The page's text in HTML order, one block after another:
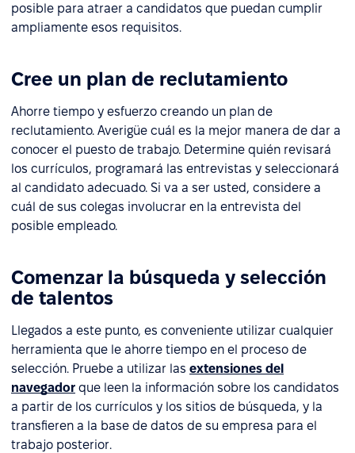
posible para atraer a candidatos que puedan cumplir
ampliamente esos requisitos.
Cree un plan de reclutamiento
Ahorre tiempo y esfuerzo creando un plan de
reclutamiento. Averigüe cuál es la mejor manera de dar a
conocer el puesto de trabajo. Determine quién revisará
los currículos, programará las entrevistas y seleccionará
al candidato adecuado. Si va a ser usted, considere a
cuál de sus colegas involucrar en la entrevista del
posible empleado.
Comenzar la búsqueda y selección
de talentos
Llegados a este punto, es conveniente utilizar cualquier
herramienta que le ahorre tiempo en el proceso de
selección. Pruebe a utilizar las extensiones del
navegador que leen la información sobre los candidatos
a partir de los currículos y los sitios de búsqueda, y la
transfieren a la base de datos de su empresa para el
trabajo posterior.